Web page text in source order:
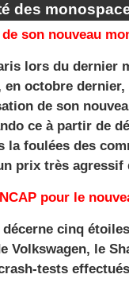
des
son nouveau
lors du dernier
en octobre
de son
ce à partir de
la foulées des
prix très agressif
pour le
décerne cinq
Volkswagen, le
tests